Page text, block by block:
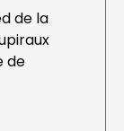
de la
de